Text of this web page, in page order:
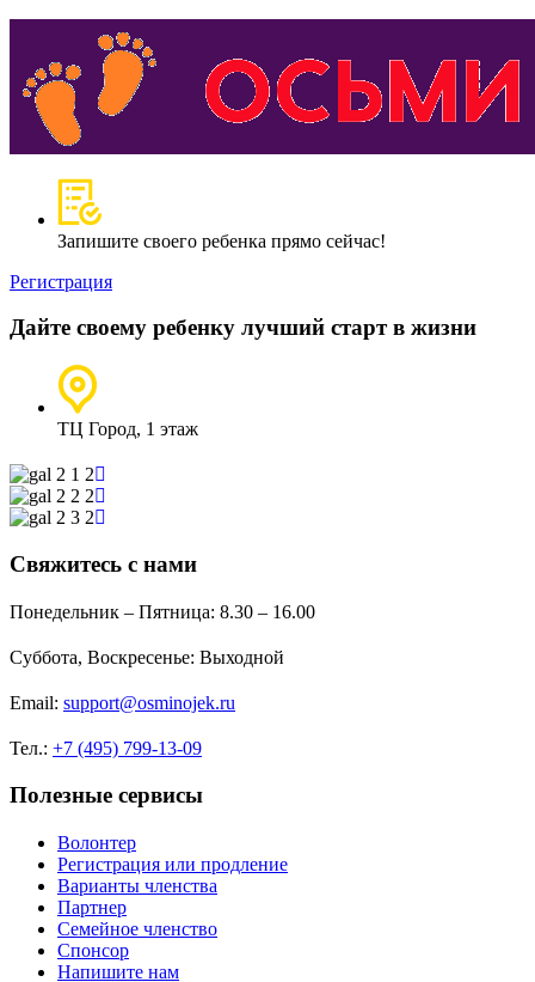
Запишите своего ребенка прямо сейчас!
Регистрация
Дайте своему ребенку лучший старт в жизни
ТЦ Город, 1 этаж
Свяжитесь с нами
Понедельник – Пятница: 8.30 – 16.00
Суббота, Воскресенье: Выходной
Email: support@osminojek.ru
Тел.: +7 (495) 799-13-09
Полезные сервисы
Волонтер
Регистрация или продление
Варианты членства
Партнер
Семейное членство
Спонсор
Напишите нам